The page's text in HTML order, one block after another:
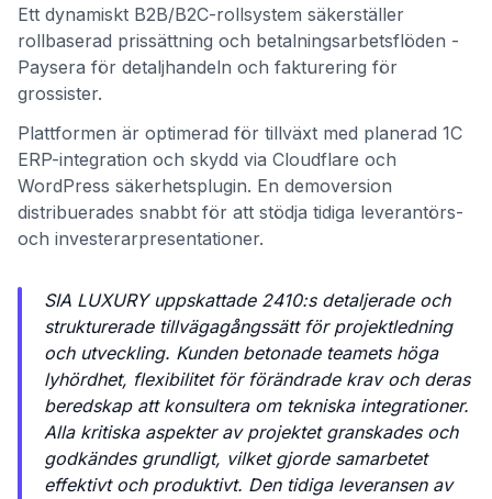
Ett dynamiskt B2B/B2C-rollsystem säkerställer
rollbaserad prissättning och betalningsarbetsflöden -
Paysera för detaljhandeln och fakturering för
grossister.
Plattformen är optimerad för tillväxt med planerad 1C
ERP-integration och skydd via Cloudflare och
WordPress säkerhetsplugin. En demoversion
distribuerades snabbt för att stödja tidiga leverantörs-
och investerarpresentationer.
SIA LUXURY uppskattade 2410:s detaljerade och
strukturerade tillvägagångssätt för projektledning
och utveckling. Kunden betonade teamets höga
lyhördhet, flexibilitet för förändrade krav och deras
beredskap att konsultera om tekniska integrationer.
Alla kritiska aspekter av projektet granskades och
godkändes grundligt, vilket gjorde samarbetet
effektivt och produktivt. Den tidiga leveransen av